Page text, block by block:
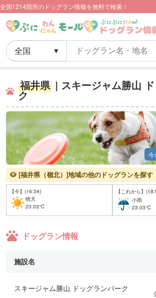
全国1214箇所のドッグラン情報を無料で検索！
福井県 | スキージャム勝山
ク
今
🐶 [福井県（嶺北）]地域の他のドッグランを探す
【今】(16:34)
晴天
23.03℃
【これから】
小雨
23.03℃
ドッグラン情報
施設名
スキージャム勝山 ドッグランパーク